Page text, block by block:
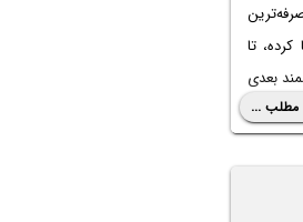
تا
بعدی
برترین
شوید.
مطلب ...